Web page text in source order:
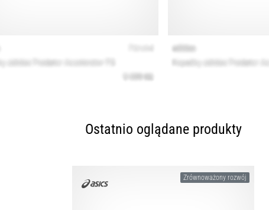
Ostatnio oglądane produkty
Zrównoważony rozwój